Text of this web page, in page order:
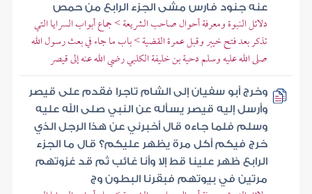
عنه جنود فارس مشى الجزء الرابع من حمص
دلائل النبوة ومعرفة أحوال صاحب الشريعة > جماع أبواب السرايا التي
تذكر بعد فتح خيبر وقبل عمرة القضية > باب ما جاء في بعث رسول الله
صلى الله عليه وسلم دحية بن خليفة الكلبي رضي الله عنه إلى قيصر
وخرج أبو سفيان إلى الشام تاجرا فقدم على قيصر
وأرسل إليه قيصر يسأله عن النبي صلى الله عليه
وسلم فلما جاءه قال أخبرني عن هذا الرجل الذي
خرج فيكم أكل مرة يظهر عليكم؟ قال ما الجزء
الرابع ظهر علينا قط إلا وأنا غائب ثم قد غزوتهم
مرتين في بيوتهم فبقرنا البطون وج